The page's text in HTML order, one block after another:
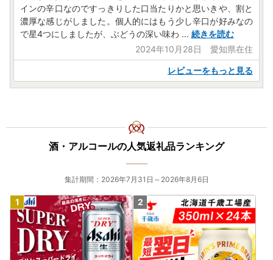
インの辛口なのですっきりした口当たりかと思いきや、割と
濃厚な感じがしました。個人的にはもう少し辛口が好みなの
で星4つにしましたが、ぶどうの深い味わ ... 続きを読む
2024年10月28日 愛知県在住
レビューをもっと見る
酒・アルコールの人気返礼品ランキング
集計期間：2026年7月31日～2026年8月6日